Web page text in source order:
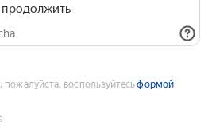
воспользуйтесьформой